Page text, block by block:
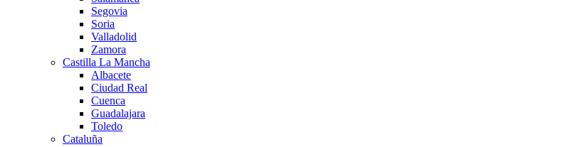
Segovia
Soria
Valladolid
Zamora
Castilla La Mancha
Albacete
Ciudad Real
Cuenca
Guadalajara
Toledo
Cataluña